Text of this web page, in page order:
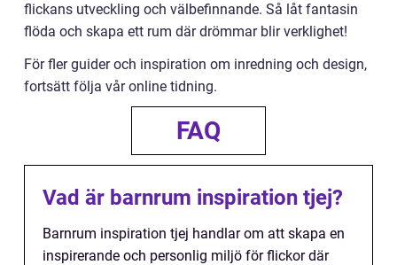
flickans utveckling och välbefinnande. Så låt fantasin
flöda och skapa ett rum där drömmar blir verklighet!
För fler guider och inspiration om inredning och design,
fortsätt följa vår online tidning.
FAQ
Vad är barnrum inspiration tjej?
Barnrum inspiration tjej handlar om att skapa en
inspirerande och personlig miljö för flickor där